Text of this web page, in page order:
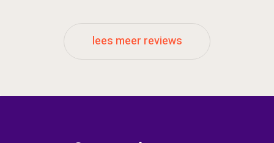
lees meer reviews